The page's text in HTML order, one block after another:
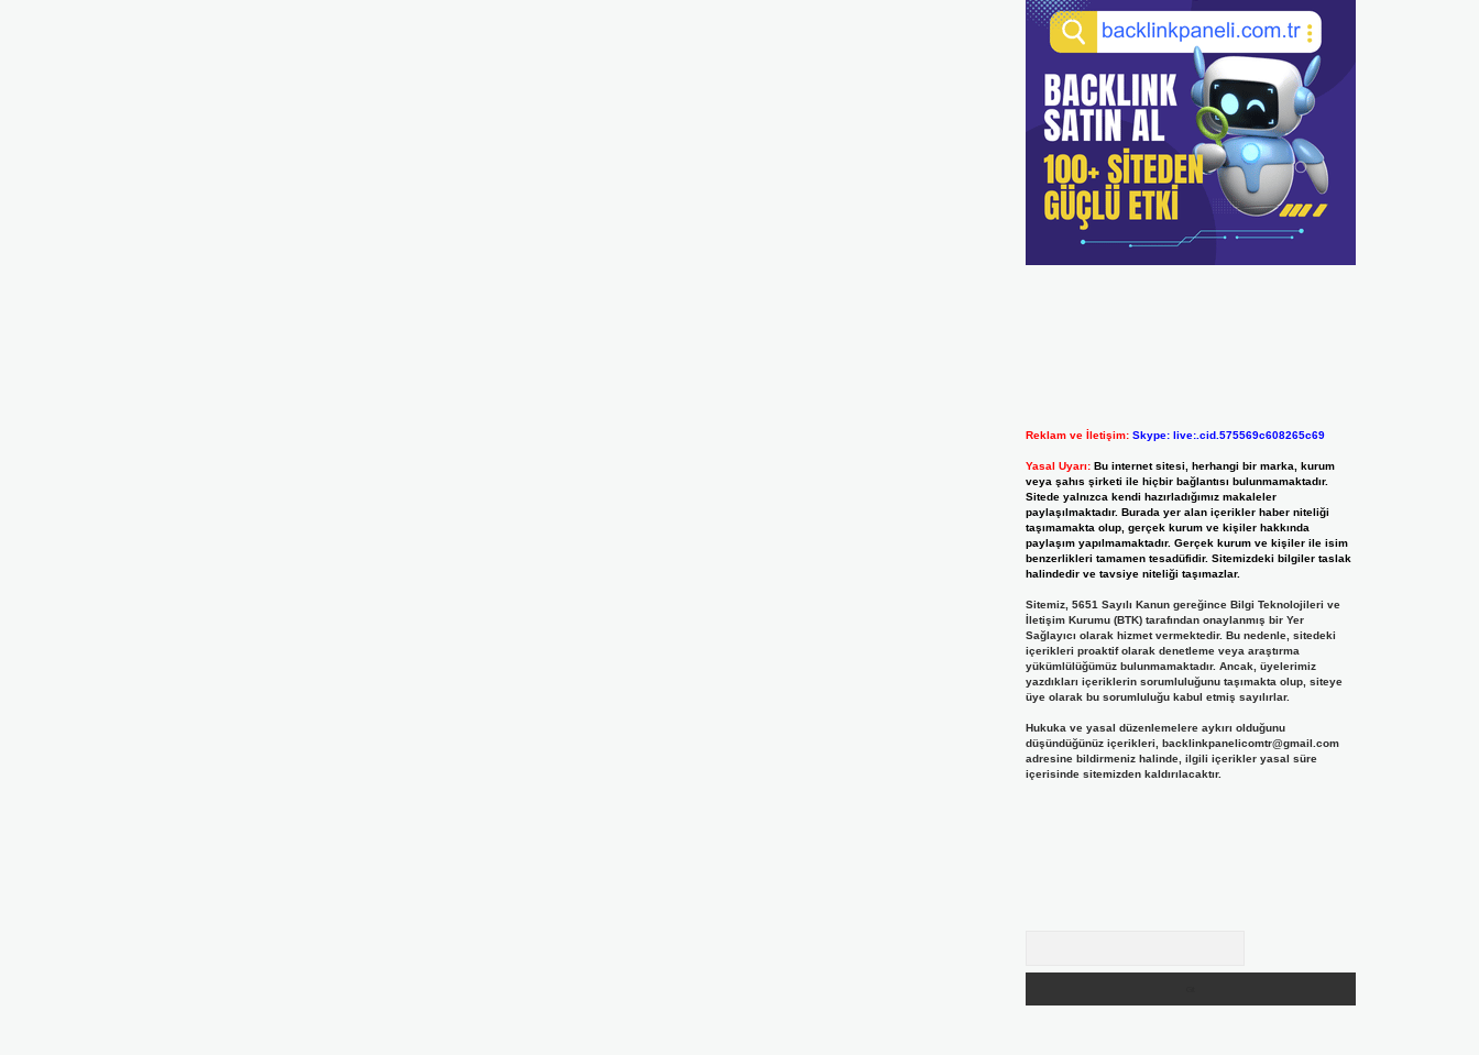
Reklam ve İletişim: Skype: live:.cid.575569c608265c69
Yasal Uyarı: Bu internet sitesi, herhangi bir marka, kurum
veya şahıs şirketi ile hiçbir bağlantısı bulunmamaktadır.
Sitede yalnızca kendi hazırladığımız makaleler
paylaşılmaktadır. Burada yer alan içerikler haber niteliği
taşımamakta olup, gerçek kurum ve kişiler hakkında
paylaşım yapılmamaktadır. Gerçek kurum ve kişiler ile isim
benzerlikleri tamamen tesadüfidir. Sitemizdeki bilgiler taslak
halindedir ve tavsiye niteliği taşımazlar.
Sitemiz, 5651 Sayılı Kanun gereğince Bilgi Teknolojileri ve
İletişim Kurumu (BTK) tarafından onaylanmış bir Yer
Sağlayıcı olarak hizmet vermektedir. Bu nedenle, sitedeki
içerikleri proaktif olarak denetleme veya araştırma
yükümlülüğümüz bulunmamaktadır. Ancak, üyelerimiz
yazdıkları içeriklerin sorumluluğunu taşımakta olup, siteye
üye olarak bu sorumluluğu kabul etmiş sayılırlar.
Hukuka ve yasal düzenlemelere aykırı olduğunu
düşündüğünüz içerikleri, backlinkpanelicomtr@gmail.com
adresine bildirmeniz halinde, ilgili içerikler yasal süre
içerisinde sitemizden kaldırılacaktır.